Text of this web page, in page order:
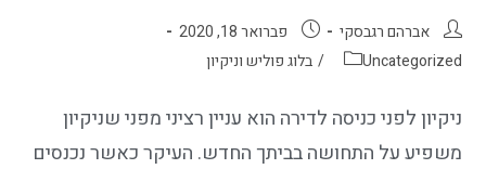
אברהם רגבסקי
פברואר 18, 2020
Uncategorized
/ בלוג פוליש וניקיון
ניקיון לפני כניסה לדירה הוא עניין רציני מפני שניקיון
משפיע על התחושה בביתך החדש. העיקר כאשר נכנסים